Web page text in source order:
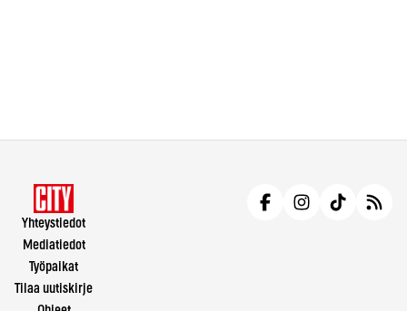
Yhteystiedot
Mediatiedot
Työpaikat
Tilaa uutiskirje